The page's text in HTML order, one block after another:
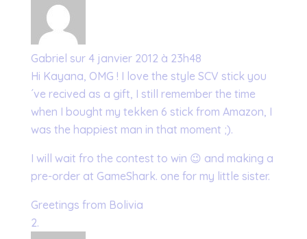
Gabriel sur 4 janvier 2012 à 23h48
Hi Kayana, OMG ! I love the style SCV stick you
´ve recived as a gift, I still remember the time
when I bought my tekken 6 stick from Amazon, I
was the happiest man in that moment ;).
I will wait fro the contest to win 😉 and making a
pre-order at GameShark. one for my little sister.
Greetings from Bolivia